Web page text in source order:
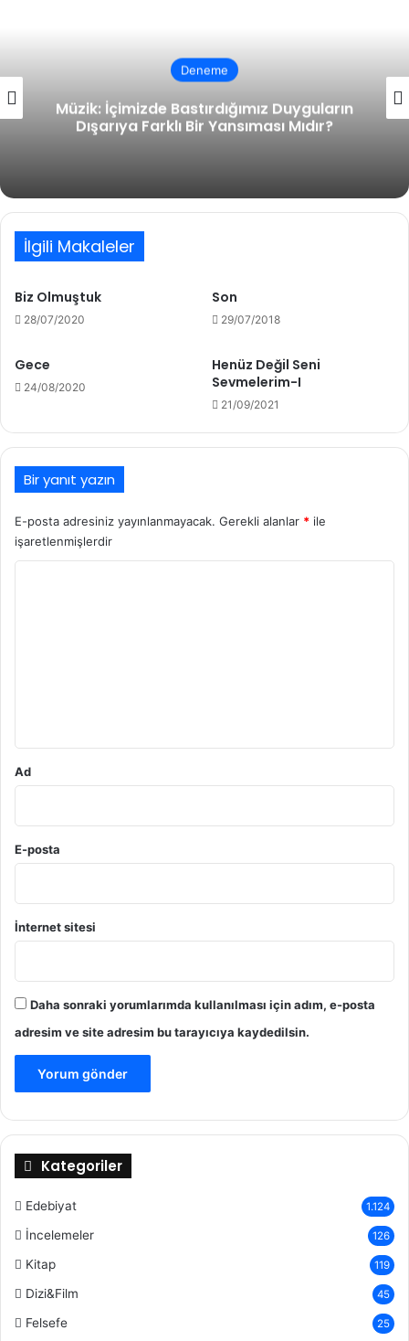
Deneme
Müzik: İçimizde Bastırdığımız Duyguların
Dışarıya Farklı Bir Yansıması Mıdır?
İlgili Makaleler
Biz Olmuştuk
28/07/2020
Son
29/07/2018
Gece
24/08/2020
Henüz Değil Seni
Sevmelerim-I
21/09/2021
Bir yanıt yazın
E-posta adresiniz yayınlanmayacak. Gerekli alanlar * ile
işaretlenmişlerdir
Ad
E-posta
İnternet sitesi
Daha sonraki yorumlarımda kullanılması için adım, e-posta
adresim ve site adresim bu tarayıcıya kaydedilsin.
Kategoriler
Edebiyat 1.124
İncelemeler 126
Kitap 119
Dizi&Film 45
Felsefe 25